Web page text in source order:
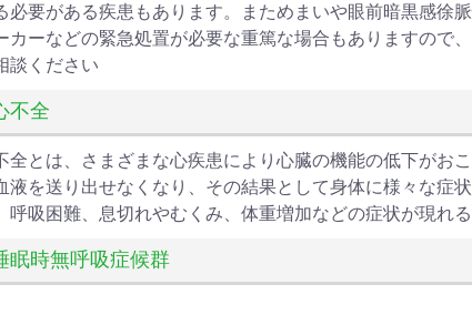
必要がある疾患もあります。まためまいや眼前暗黒感徐
カーなどの緊急処置が必要な重篤な場合もありますので
談ください
不全
全とは、さまざまな心疾患により心臓の機能の低下がお
液を送り出せなくなり、その結果として身体に様々な症
呼吸困難、息切れやむくみ、体重増加などの症状が現れる
眠時無呼吸症候群